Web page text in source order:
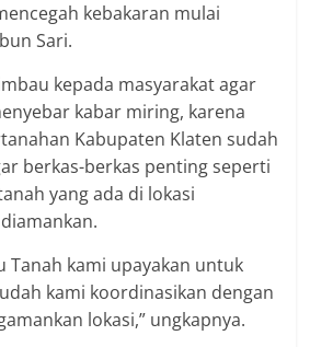
kebakaran mulai
Sari.
kepada masyarakat agar
kabar miring, karena
Kabupaten Klaten sudah
berkas-berkas penting seperti
yang ada di lokasi
Tanah kami upayakan untuk
kami koordinasikan dengan
lokasi,” ungkapnya.